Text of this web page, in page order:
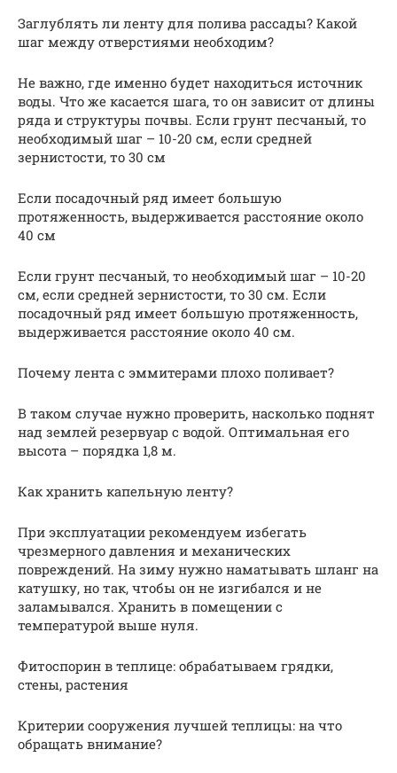
Заглублять ли ленту для полива рассады? Какой
шаг между отверстиями необходим?
Не важно, где именно будет находиться источник
воды. Что же касается шага, то он зависит от длины
ряда и структуры почвы. Если грунт песчаный, то
необходимый шаг – 10-20 см, если средней
зернистости, то 30 см
Если посадочный ряд имеет большую
протяженность, выдерживается расстояние около
40 см
Если грунт песчаный, то необходимый шаг – 10-20
см, если средней зернистости, то 30 см. Если
посадочный ряд имеет большую протяженность,
выдерживается расстояние около 40 см.
Почему лента с эммитерами плохо поливает?
В таком случае нужно проверить, насколько поднят
над землей резервуар с водой. Оптимальная его
высота – порядка 1,8 м.
Как хранить капельную ленту?
При эксплуатации рекомендуем избегать
чрезмерного давления и механических
повреждений. На зиму нужно наматывать шланг на
катушку, но так, чтобы он не изгибался и не
заламывался. Хранить в помещении с
температурой выше нуля.
Фитоспорин в теплице: обрабатываем грядки,
стены, растения
Критерии сооружения лучшей теплицы: на что
обращать внимание?